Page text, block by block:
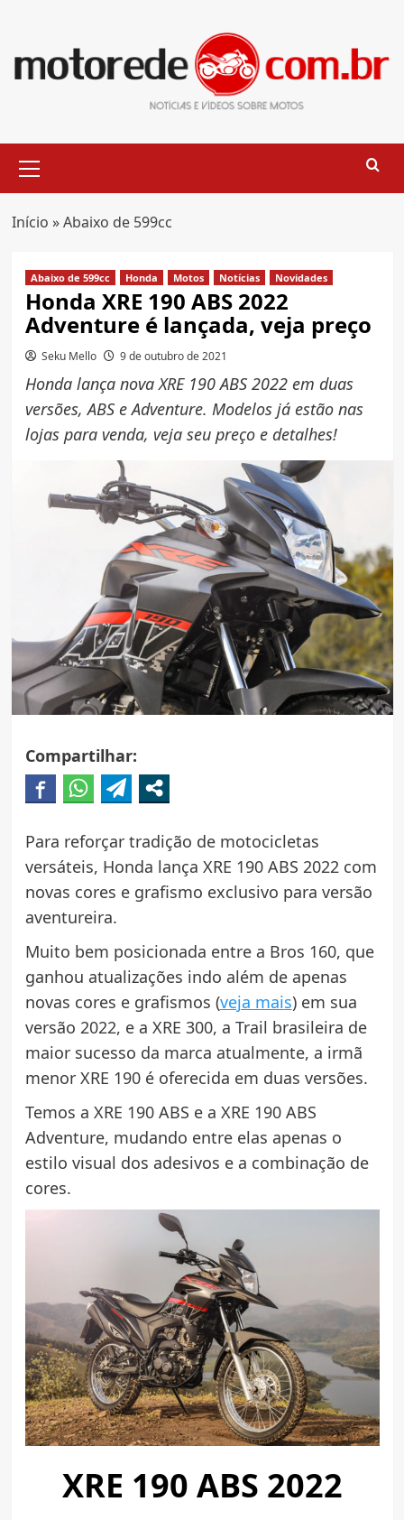
content
Menu
Início »Abaixo de 599cc
Abaixo de 599cc Honda Motos Notícias Novidades
Honda XRE 190 ABS 2022
Adventure é lançada, veja preço
Seku Mello 9 de outubro de 2021
Honda lança nova XRE 190 ABS 2022 em duas
versões, ABS e Adventure. Modelos já estão nas
lojas para venda, veja seu preço e detalhes!
Compartilhar:
Para reforçar tradição de motocicletas
versáteis, Honda lança XRE 190 ABS 2022 com
novas cores e grafismo exclusivo para versão
aventureira.
Muito bem posicionada entre a Bros 160, que
ganhou atualizações indo além de apenas
novas cores e grafismos (veja mais) em sua
versão 2022, e a XRE 300, a Trail brasileira de
maior sucesso da marca atualmente, a irmã
menor XRE 190 é oferecida em duas versões.
Temos a XRE 190 ABS e a XRE 190 ABS
Adventure, mudando entre elas apenas o
estilo visual dos adesivos e a combinação de
cores.
XRE 190 ABS 2022